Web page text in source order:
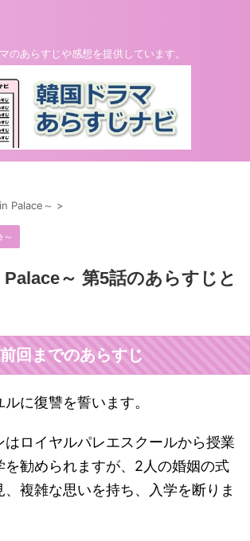
のあらすじや感想を提供しています。
Palace～ >
～ 第5話のあらすじと
前回までのあらすじ
に復讐を誓います。
はロイヤルパレエスクールから授業
を勧められますが、2人の婚姻の式
、複雑な思いを持ち、入学を断りま